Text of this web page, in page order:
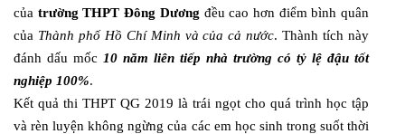
của trường THPT Đông Dương đều cao hơn điểm bình quân
của Thành phố Hồ Chí Minh và của cả nước. Thành tích này
đánh dấu mốc 10 năm liên tiếp nhà trường có tỷ lệ đậu tốt
nghiệp 100%.
Kết quả thi THPT QG 2019 là trái ngọt cho quá trình học tập
và rèn luyện không ngừng của các em học sinh trong suốt thời